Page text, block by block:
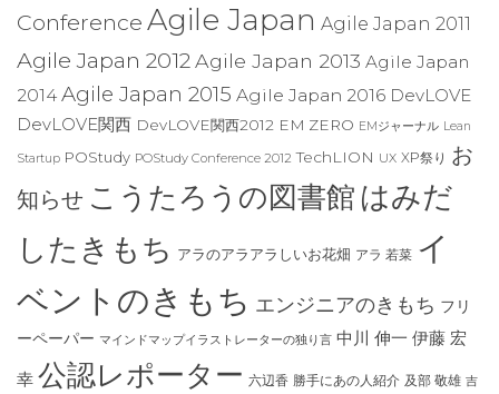
Conference Agile Japan Agile Japan 2011
Agile Japan 2012Agile Japan 2013 Agile Japan
2014 Agile Japan 2015 Agile Japan 2016 DevLOVE
DevLOVE関西 DevLOVE関西2012 EM ZERO EMジャーナル Lean
Startup POStudy POStudy Conference 2012 TechLION UX XP祭り お
知らせ こうたろうの図書館 はみだ
したきもち アラのアラアラしいお花畑 アラ 若菜 イ
ベントのきもち エンジニアのきもち フリ
ーペーパー マインドマップイラストレーターの独り言 中川 伸一 伊藤 宏
幸 公認レポーター 六辺香 勝手にあの人紹介 及部 敬雄 吉